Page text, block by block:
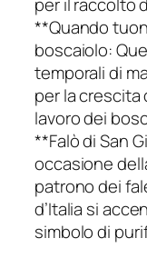
**Quando
boscaiolo:
temporali di
per la crescita
lavoro dei
**Falò di San
occasione
patrono dei
d’Italia si
simbolo di